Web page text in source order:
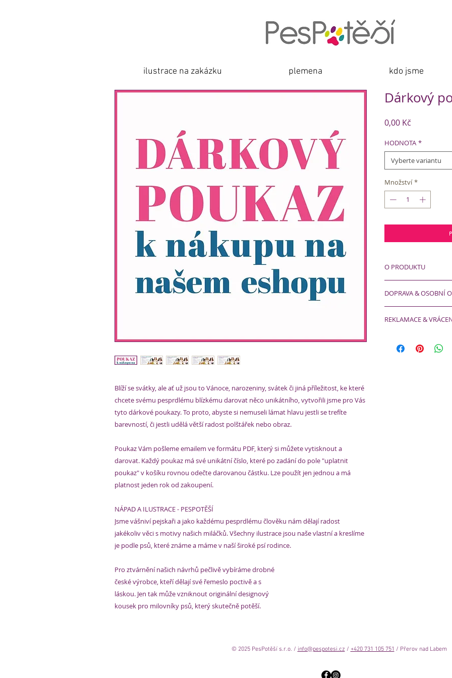
ilustrace na zakázku plemena kdo jsme
Blíží se svátky, ale ať už jsou to Vánoce, narozeniny, svátek či jiná příležitost, ke které
chcete svému pesprdlému blízkému darovat něco unikátního, vytvořili jsme pro Vás
tyto dárkové poukazy. To proto, abyste si nemuseli lámat hlavu jestli se trefíte
barevností, či jestli udělá větší radost polštářek nebo obraz.
Poukaz Vám pošleme emailem ve formátu PDF, který si můžete vytisknout a
darovat. Každý poukaz má své unikátní číslo, které po zadání do pole "uplatnit
poukaz" v košíku rovnou odečte darovanou částku. Lze použít jen jednou a má
platnost jeden rok od zakoupení.
NÁPAD A ILUSTRACE - PESPOTĚŠÍ
Jsme vášniví pejskaři a jako každému pesprdlému člověku nám dělají radost
jakékoliv věci s motivy našich miláčků. Všechny ilustrace jsou naše vlastní a kreslíme
je podle psů, které známe a máme v naší široké psí rodince.
Pro ztvárnění našich návrhů pečlivě vybíráme drobné
české výrobce, kteří dělají své řemeslo poctivě a s
láskou. Jen tak může vzniknout originální designový
kousek pro milovníky psů, který skutečně potěší.
Dárkový
0,00 Kč
HODNOTA *
Vyberte variantu
Množství *
O PRODUKTU
Formát PDF, který
Zadání kódu v
částku.
Peníze zpět
DOPRAVA & OSOBNÍ
objednávce.
REKLAMACE &
podmínky,
© 2025 PesPotěší s.r.o. / info@pespotesi.cz / +420 731 105 751 / Přerov nad Labem